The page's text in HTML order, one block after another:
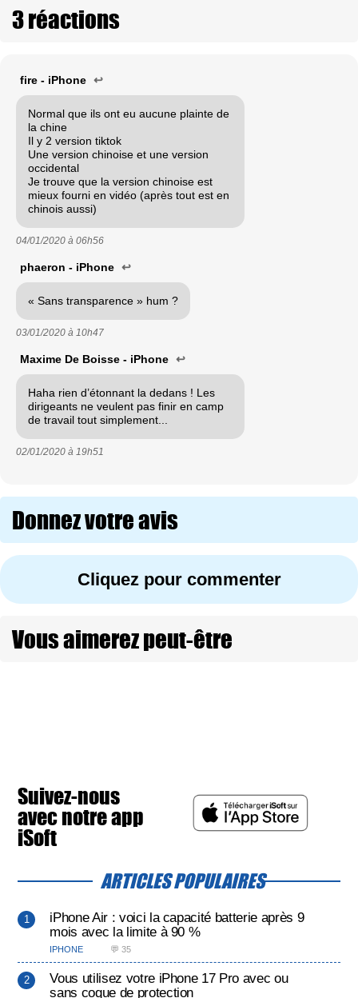
3 réactions
fire - iPhone ↩
Normal que ils ont eu aucune plainte de
la chine
Il y 2 version tiktok
Une version chinoise et une version
occidental
Je trouve que la version chinoise est
mieux fourni en vidéo (après tout est en
chinois aussi)
04/01/2020 à 06h56
phaeron - iPhone ↩
« Sans transparence » hum ?
03/01/2020 à 10h47
Maxime De Boisse - iPhone ↩
Haha rien d’étonnant la dedans ! Les
dirigeants ne veulent pas finir en camp
de travail tout simplement...
02/01/2020 à 19h51
Donnez votre avis
Cliquez pour commenter
Vous aimerez peut-être
Suivez-nous
avec notre app
iSoft
ARTICLES POPULAIRES
iPhone Air : voici la capacité batterie après 9
mois avec la limite à 90 %
IPHONE 💬 35
Vous utilisez votre iPhone 17 Pro avec ou
sans coque de protection